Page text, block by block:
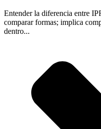
Entender la diferencia entre
comparar formas; implica
dentro...